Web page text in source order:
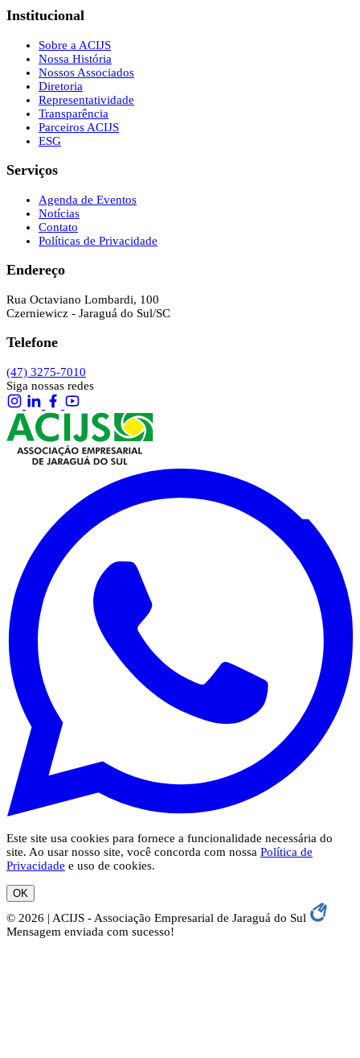
Institucional
Sobre a ACIJS
Nossa História
Nossos Associados
Diretoria
Representatividade
Transparência
Parceiros ACIJS
ESG
Serviços
Agenda de Eventos
Notícias
Contato
Políticas de Privacidade
Endereço
Rua Octaviano Lombardi, 100
Czerniewicz - Jaraguá do Sul/SC
Telefone
(47) 3275-7010
Siga nossas redes
Este site usa cookies para fornece a funcionalidade necessária do
site. Ao usar nosso site, você concorda com nossa Política de
Privacidade e uso de cookies.
OK
© 2026 | ACIJS - Associação Empresarial de Jaraguá do Sul
Mensagem enviada com sucesso!